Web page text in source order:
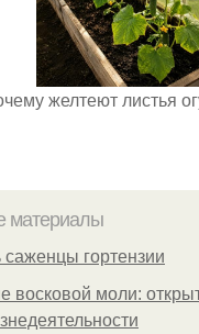
желтеют листья
материалы
саженцы гортензии
восковой моли: